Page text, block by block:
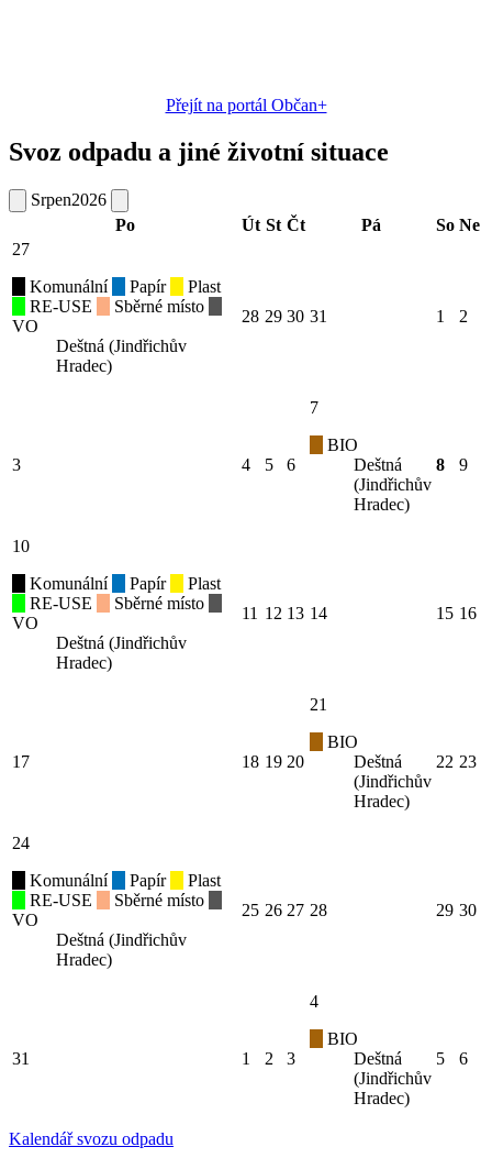
Přejít na portál Občan+
Svoz odpadu a jiné životní situace
Srpen2026
Po
Út St Čt Pá So Ne
27
Komunální
Papír
Plast
RE-USE
Sběrné místo
VO
Deštná (Jindřichův
Hradec)
28 29 30 31 1 2
3 4 5 6
7
BIO
Deštná
(Jindřichův
Hradec)
8 9
10
Komunální
Papír
Plast
RE-USE
Sběrné místo
VO
Deštná (Jindřichův
Hradec)
11 12 13 14 15 16
17 18 19 20
21
BIO
Deštná
(Jindřichův
Hradec)
22 23
24
Komunální
Papír
Plast
RE-USE
Sběrné místo
VO
Deštná (Jindřichův
Hradec)
25 26 27 28 29 30
31 1 2 3
4
BIO
Deštná
(Jindřichův
Hradec)
5 6
Kalendář svozu odpadu